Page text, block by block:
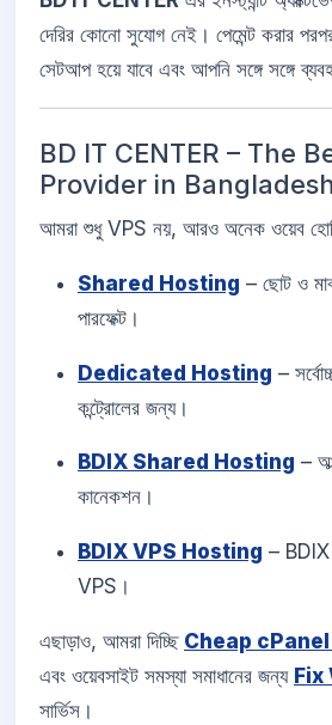
দেরির কোনো সুযোগ নেই। পেমেন্ট করার
সেটআপ হয়ে যাবে এবং আপনি সঙ্গে সঙ্গে
BD IT CENTER – The
Provider in Bangladesh
আমরা শুধু VPS নয়, আরও অনেক ওয়েব
Shared Hosting – ছোট ও
পারফেক্ট।
Dedicated Hosting –
কন্ট্রোলের জন্য।
BDIX Shared Hosting –
কানেকশন।
BDIX VPS Hosting – BDIX
VPS।
এছাড়াও, আমরা দিচ্ছি Cheap
এবং ওয়েবসাইট সমস্যা সমাধানের জন্য Fix
সার্ভিস।